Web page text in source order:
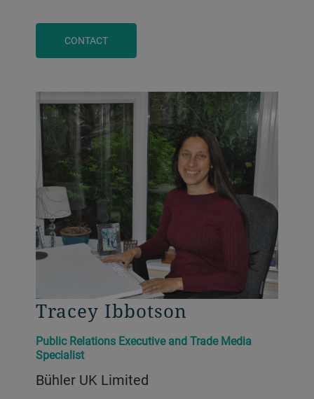
CONTACT
Tracey Ibbotson
Public Relations Executive and Trade Media
Specialist
Bühler UK Limited